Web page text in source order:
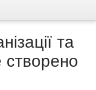
та